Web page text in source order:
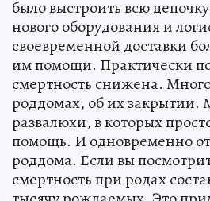
было выстроить всю
нового оборудования и
своевременной доставки
им помощи. Практически
смертность снижена.
роддомах, об их закрытии.
развалюхи, в которых
помощь. И одновременно
роддома. Если вы
смертность при родах